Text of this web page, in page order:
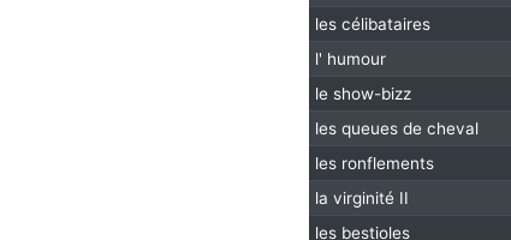
les célibataires
l' humour
le show-bizz
les queues de cheval
les ronflements
la virginité II
les bestioles